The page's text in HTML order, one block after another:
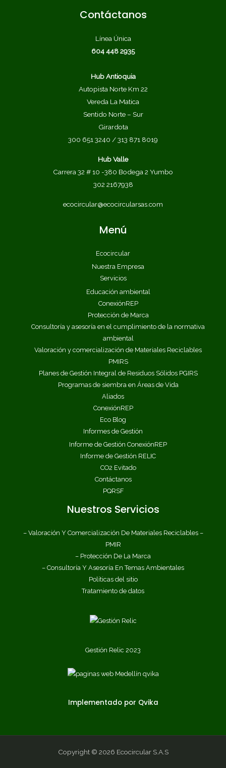
Contáctanos
Línea Única
604 448 2935
Hub Antioquia
Autopista Norte Km 22
Vereda La Matica
Sentido Norte – Sur
Girardota
300 651 3240 / 313 871 8019
Hub Valle
Carrera 32 # 10 -380 Bodega 2 Yumbo
302 2167938
ecocircular@ecocircularsas.com
Menú
Ecocircular
Nuestra Empresa
Servicios
Educación ambiental
ConexiónREP
Protección de Marca​
Consultoría y asesoría en el cumplimiento de la normativa
ambiental
Valoración y comercialización de Materiales Reciclables
PMIRS
Planes de Gestión Integral de Residuos Sólidos PGIRS
Programas de siembra en Áreas de Vida
Aliados
ConexiónREP
Eco Blog
Informes de Gestión
Informe de Gestión ConexiónREP
Informe de Gestión RELIC
CO2 Evitado
Contáctanos
PQRSF
Nuestros Servicios
– Valoración Y Comercialización De Materiales Reciclables –
PMIR
– Protección De La Marca
– Consultoría Y Asesoría En Temas Ambientales
Políticas del sitio
Tratamiento de datos
Gestión Relic 2023
Implementado por Qvika
Copyright © 2026 Ecocircular S.A.S